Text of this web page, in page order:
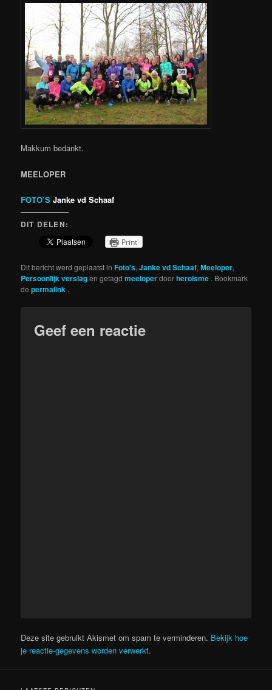
Makkum bedankt.
MEELOPER
FOTO’S Janke vd Schaaf
DIT DELEN:
Print
Dit bericht werd geplaatst inFoto's,Janke vd Schaaf,Meeloper,
Persoonlijk verslagen getagdmeeloperdoorheroisme . Bookmark
depermalink .
Geef een reactie
Deze site gebruikt Akismet om spam te verminderen. Bekijk hoe
je reactie-gegevens worden verwerkt.